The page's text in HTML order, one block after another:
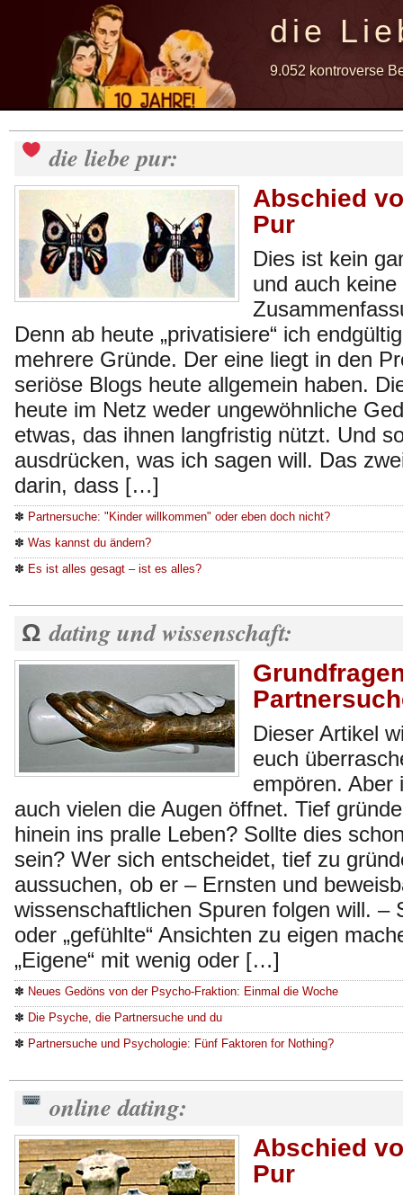
die
9.052 kontroverse
die liebe pur:
Abschied
Pur
Dies ist kein
und auch
Denn ab heute „privatisiere“ ich
mehrere Gründe. Der eine liegt in den
seriöse Blogs heute allgemein haben.
heute im Netz weder ungewöhnliche
etwas, das ihnen langfristig nützt. Und
ausdrücken, was ich sagen will. Das
darin, dass […]
✽ Partnersuche: "Kinder willkommen" oder eben doch nicht?
✽ Was kannst du ändern?
✽ Es ist alles gesagt – ist es alles?
Ω dating und wissenschaft:
Dieser Artikel
euch
empören. Aber
auch vielen die Augen öffnet. Tief
hinein ins pralle Leben? Sollte dies
sein? Wer sich entscheidet, tief zu
aussuchen, ob er – Ernsten und
wissenschaftlichen Spuren folgen will. –
oder „gefühlte“ Ansichten zu eigen
„Eigene“ mit wenig oder […]
✽ Neues Gedöns von der Psycho-Fraktion: Einmal die Woche
✽ Die Psyche, die Partnersuche und du
✽ Partnersuche und Psychologie: Fünf Faktoren for Nothing?
online dating:
Abschied
Pur